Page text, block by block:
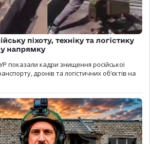
піхоту, техніку та логістику
напрямку
показали кадри знищення російської
дронів та логістичних об’єктів на